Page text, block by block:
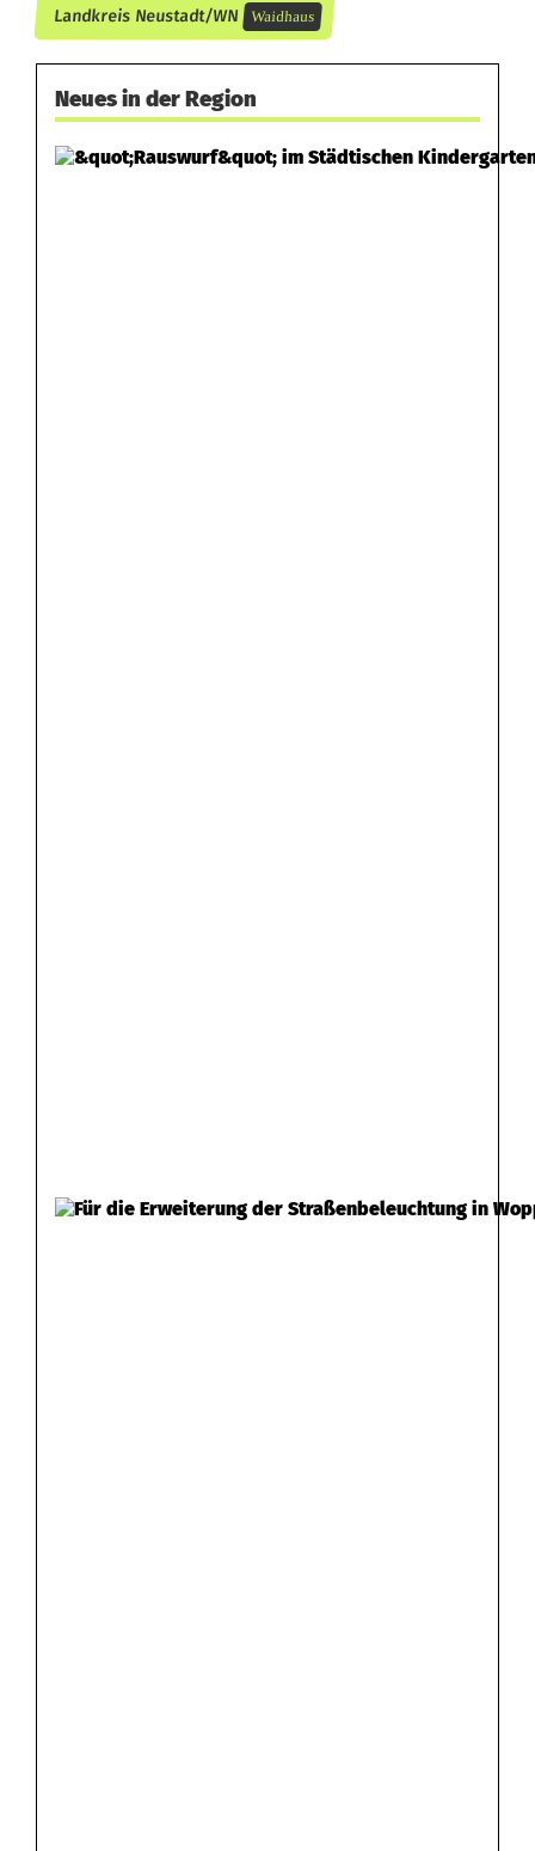
Landkreis Neustadt/WN Waidhaus
Neues in der Region